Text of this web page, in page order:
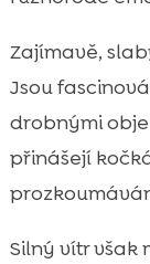
Zajímavě,
Jsou
drobnými
přinášejí
Silný vítr však